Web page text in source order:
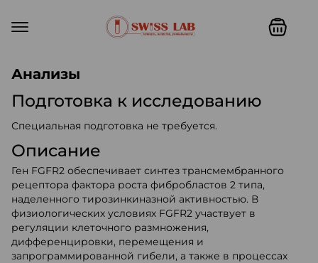
Анализы
Подготовка к исследованию
Специальная подготовка не требуется.
Описание
Ген FGFR2 обеспечивает синтез трансмембранного
рецептора фактора роста фибробластов 2 типа,
наделенного тирозинкиназной активностью. В
физиологических условиях FGFR2 участвует в
регуляции клеточного размножения,
дифференцировки, перемещения и
запрограммированной гибели, а также в процессах